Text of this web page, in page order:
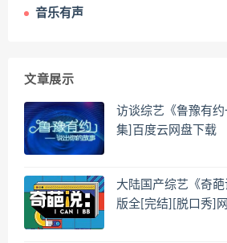
音乐有声
文章展示
访谈综艺《鲁豫有
集]百度云网盘下载
大陆国产综艺《奇
版全[完结][脱口秀]